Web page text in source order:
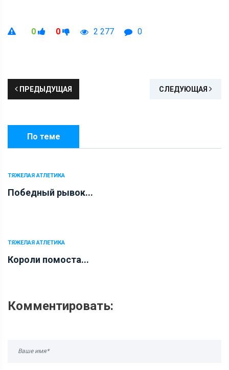
0 0 2 277 0
ПРЕДЫДУЩАЯ СЛЕДУЮЩАЯ
По теме
ТЯЖЕЛАЯ АТЛЕТИКА
Победный рывок...
ТЯЖЕЛАЯ АТЛЕТИКА
Короли помоста...
Комментировать: